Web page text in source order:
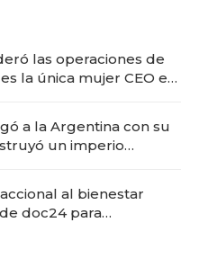
las operaciones de
la única mujer CEO en
a la Argentina con su
un imperio
al bienestar
doc24 para